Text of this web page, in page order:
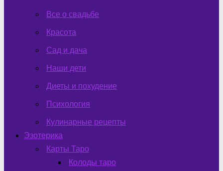
Все о свадьбе
Красота
Сад и дача
Наши дети
Диеты и похудение
Психология
Кулинарные рецепты
Эзотерика
Карты Таро
Колоды таро